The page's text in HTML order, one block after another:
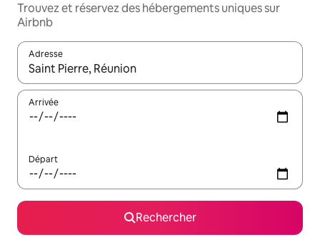
Trouvez et réservez des hébergements uniques sur
Airbnb
Adresse
Lorsque les résultats s'affichent, utilisez les flèches vers le
Arrivée
Départ
Rechercher